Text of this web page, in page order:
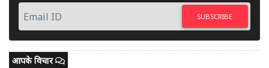
SUBSCRIBE
आपके विचार